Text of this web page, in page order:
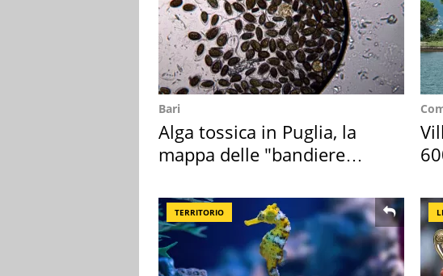
Bari
Alga tossica in Puglia, la
mappa delle "bandiere
TERRITORIO